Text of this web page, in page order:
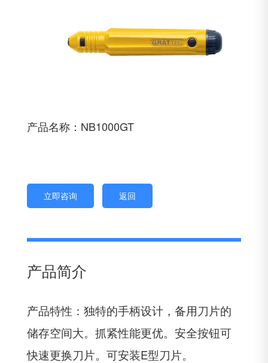
产品名称：NB1000GT
立即咨询 返回
产品简介
产品特性：独特的手柄设计，备用刀片的
储存空间大。抓紧性能更优。安全按钮可
快速更换刀片。可安装E型刀片。